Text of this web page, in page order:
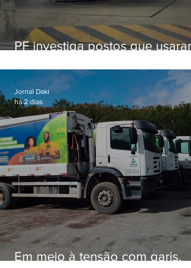
PF investiga postos que usaram
secretário morto em 2020
Em meio à tensão com garis,
Jornal Daki
há 2 dias